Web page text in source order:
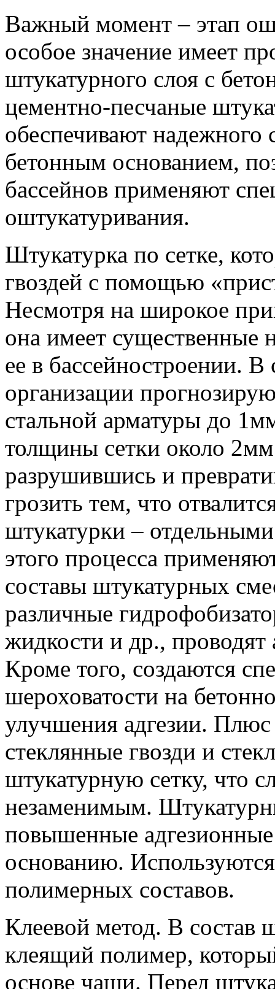
Важный момент – этап
особое значение имеет
штукатурного слоя с
цементно-песчаные
обеспечивают надежного
бетонным основанием,
бассейнов применяют
оштукатуривания.
Штукатурка по сетке,
гвоздей с помощью
Несмотря на широкое
она имеет существенные
ее в бассейностроении.
организации
стальной арматуры до
толщины сетки около
разрушившись и
грозить тем, что
штукатурки –
этого процесса
составы штукатурных
различные
жидкости и др., проводят
Кроме того, создаются
шероховатости на
улучшения адгезии.
стеклянные гвозди и
штукатурную сетку, что
незаменимым.
повышенные
основанию.
полимерных составов.
Клеевой метод. В состав
клеящий полимер,
основе чаши. Перед